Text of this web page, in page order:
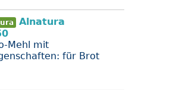
Alnatura
Mehl mit
für Brot